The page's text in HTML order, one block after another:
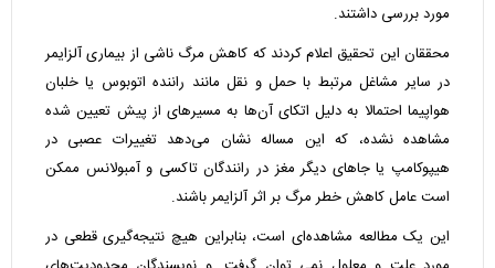
مورد بررسی داشتند.
محققان این تحقیق اعلام کردند که کاهش مرگ ناشی از بیماری آلزایمر
در سایر مشاغل مرتبط با حمل و نقل مانند راننده اتوبوس یا خلبان
هواپیما احتمالا به دلیل اتکای آن‌ها به مسیرهای از پیش تعیین شده
مشاهده نشده، که این مساله نشان می‌دهد تغییرات عصبی در
هیپوکامپ یا جاهای دیگر مغز در رانندگان تاکسی و آمبولانس ممکن
است عامل کاهش خطر مرگ بر اثر آلزایمر باشند.
این یک مطالعه مشاهده‌ای است، بنابراین هیچ نتیجه‌گیری قطعی در